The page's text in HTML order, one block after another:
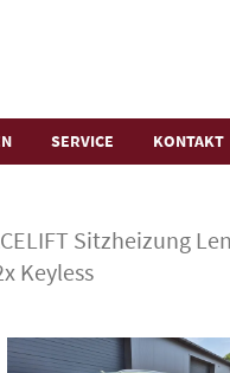
SERVICE KONTAKT
Keyless